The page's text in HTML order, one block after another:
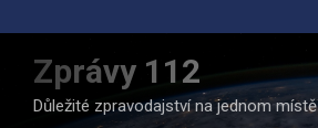
to
contentZprávy 112
Důležité zpravodajství na jednom místě